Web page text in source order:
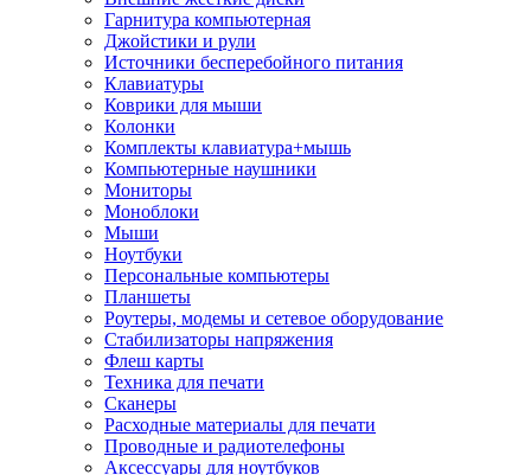
Гарнитура компьютерная
Джойстики и рули
Источники бесперебойного питания
Клавиатуры
Коврики для мыши
Колонки
Комплекты клавиатура+мышь
Компьютерные наушники
Мониторы
Моноблоки
Мыши
Ноутбуки
Персональные компьютеры
Планшеты
Роутеры, модемы и сетевое оборудование
Стабилизаторы напряжения
Флеш карты
Техника для печати
Сканеры
Расходные материалы для печати
Проводные и радиотелефоны
Аксессуары для ноутбуков